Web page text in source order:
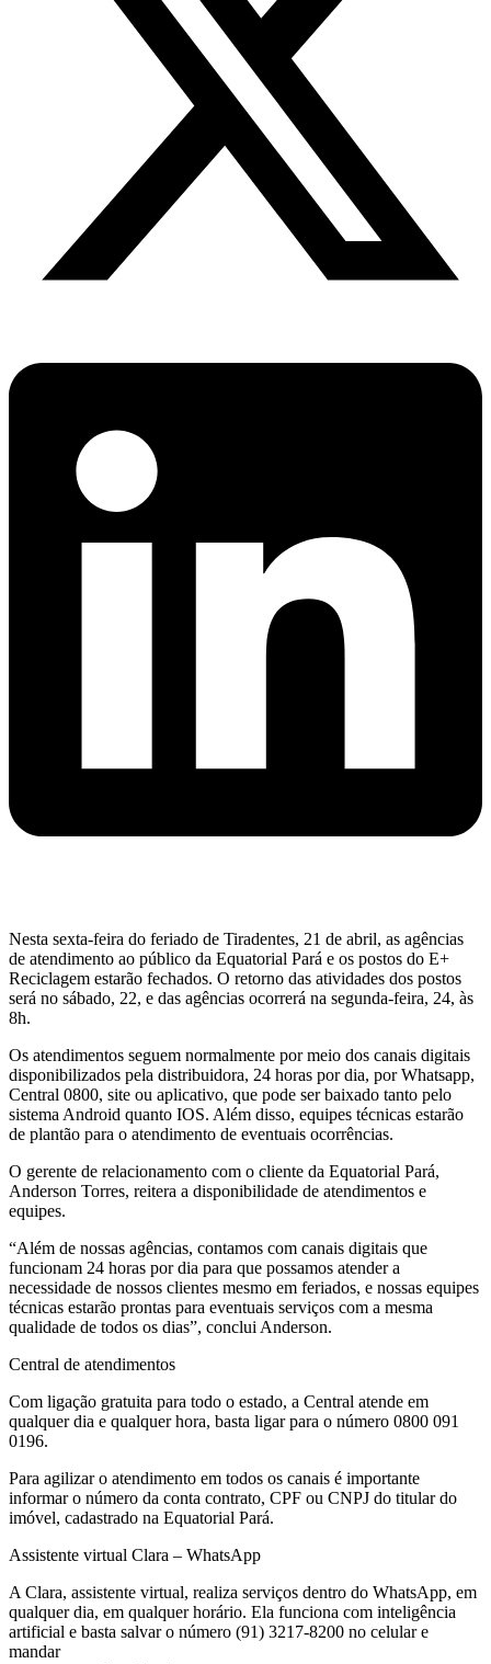
Nesta sexta-feira do feriado de Tiradentes, 21 de abril, as agências
de atendimento ao público da Equatorial Pará e os postos do E+
Reciclagem estarão fechados. O retorno das atividades dos postos
será no sábado, 22, e das agências ocorrerá na segunda-feira, 24, às
8h.
Os atendimentos seguem normalmente por meio dos canais digitais
disponibilizados pela distribuidora, 24 horas por dia, por Whatsapp,
Central 0800, site ou aplicativo, que pode ser baixado tanto pelo
sistema Android quanto IOS. Além disso, equipes técnicas estarão
de plantão para o atendimento de eventuais ocorrências.
O gerente de relacionamento com o cliente da Equatorial Pará,
Anderson Torres, reitera a disponibilidade de atendimentos e
equipes.
“Além de nossas agências, contamos com canais digitais que
funcionam 24 horas por dia para que possamos atender a
necessidade de nossos clientes mesmo em feriados, e nossas equipes
técnicas estarão prontas para eventuais serviços com a mesma
qualidade de todos os dias”, conclui Anderson.
Central de atendimentos
Com ligação gratuita para todo o estado, a Central atende em
qualquer dia e qualquer hora, basta ligar para o número 0800 091
0196.
Para agilizar o atendimento em todos os canais é importante
informar o número da conta contrato, CPF ou CNPJ do titular do
imóvel, cadastrado na Equatorial Pará.
Assistente virtual Clara – WhatsApp
A Clara, assistente virtual, realiza serviços dentro do WhatsApp, em
qualquer dia, em qualquer horário. Ela funciona com inteligência
artificial e basta salvar o número (91) 3217-8200 no celular e
mandar